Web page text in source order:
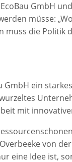
GmbH
müsse:
muss die Politik
ein
mit
von
eine Idee ist,